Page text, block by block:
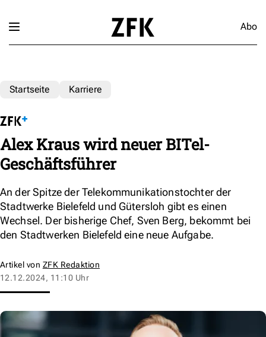
Abo
Startseite Karriere
Alex Kraus wird neuer BITel-
Geschäftsführer
An der Spitze der Telekommunikationstochter der
Stadtwerke Bielefeld und Gütersloh gibt es einen
Wechsel. Der bisherige Chef, Sven Berg, bekommt bei
den Stadtwerken Bielefeld eine neue Aufgabe.
Artikel von ZFK Redaktion
12.12.2024, 11:10 Uhr